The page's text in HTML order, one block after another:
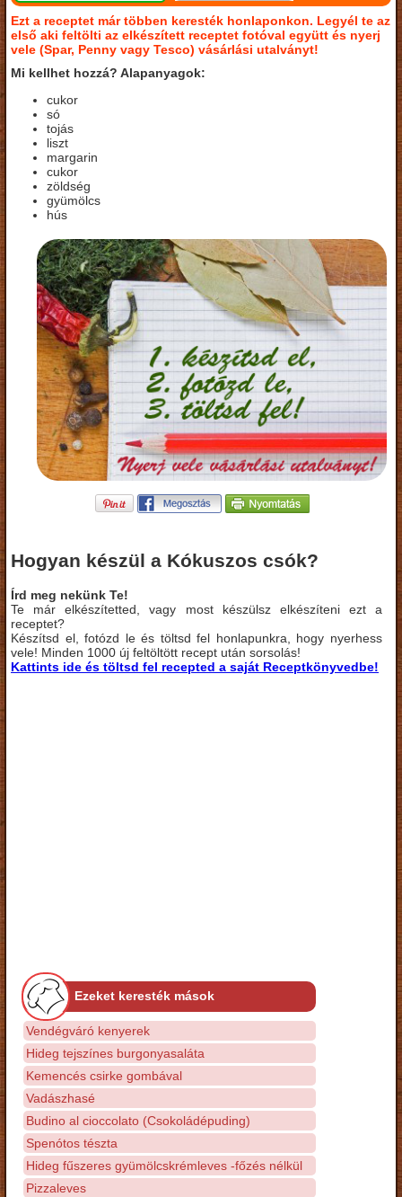
Ezt a receptet már többen keresték honlaponkon. Legyél te az
első aki feltölti az elkészített receptet fotóval együtt és nyerj
vele (Spar, Penny vagy Tesco) vásárlási utalványt!
Mi kellhet hozzá? Alapanyagok:
cukor
só
tojás
liszt
margarin
cukor
zöldség
gyümölcs
hús
Hogyan készül a Kókuszos csók?
Írd meg nekünk Te!
Te már elkészítetted, vagy most készülsz elkészíteni ezt a
receptet?
Készítsd el, fotózd le és töltsd fel honlapunkra, hogy nyerhess
vele! Minden 1000 új feltöltött recept után sorsolás!
Kattints ide és töltsd fel recepted a saját Receptkönyvedbe!
Ezeket keresték mások
Vendégváró kenyerek
Hideg tejszínes burgonyasaláta
Kemencés csirke gombával
Vadászhasé
Budino al cioccolato (Csokoládépuding)
Spenótos tészta
Hideg fűszeres gyümölcskrémleves -főzés nélkül
Pizzaleves